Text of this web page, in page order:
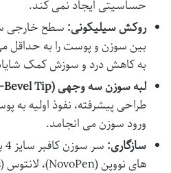
حساسیتی ایجاد نمی کند.
روکش سیلیکونی: سطح خارجی
بین سوزن و پوست را به حداقل
به کاهش درد و سوزش کمک
لبه سوزن سه وجهی (Triple-Bevel Tip):
طراحی پیشرفته، نفوذ اولیه به
ورود سوزن می انجامد.
سازگاری: